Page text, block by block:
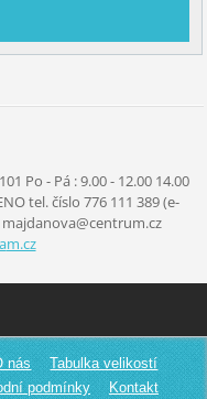
Po - Pá :9.00 - 12.00 14.00
tel. číslo 776 111 389(e-
m.cz
nás
Tabulka velikostí
podmínky Kontakt